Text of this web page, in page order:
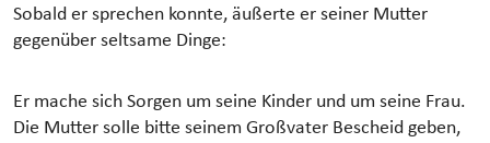
Sobald er sprechen konnte, äußerte er seiner Mutter
gegenüber seltsame Dinge:
Er mache sich Sorgen um seine Kinder und um seine Frau.
Die Mutter solle bitte seinem Großvater Bescheid geben,